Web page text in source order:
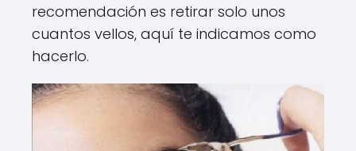
recomendación es retirar solo unos
cuantos vellos, aquí te indicamos como
hacerlo.